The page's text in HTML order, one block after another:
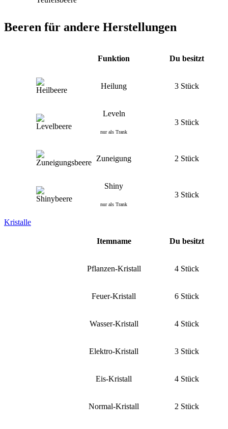
Beeren für andere Herstellungen
Funktion Du besitzt
Heilung 3 Stück
Leveln
nur als Trank
3 Stück
Zuneigung 2 Stück
Shiny
nur als Trank
3 Stück
Kristalle
Itemname Du besitzt
Pflanzen-Kristall 4 Stück
Feuer-Kristall 6 Stück
Wasser-Kristall 4 Stück
Elektro-Kristall 3 Stück
Eis-Kristall 4 Stück
Normal-Kristall 2 Stück